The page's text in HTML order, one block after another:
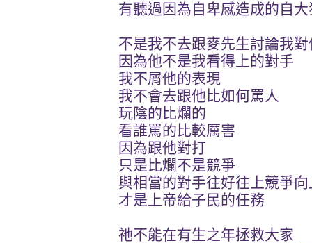
有聽過因為自卑感造成的自
不是我不去跟麥先生討論我
因為他不是我看得上的對手
我不屑他的表現
我不會去跟他比如何罵人
玩陰的比爛的
看誰罵的比較厲害
因為跟他對打
只是比爛不是競爭
與相當的對手往好往上競爭
才是上帝給子民的任務
祂不能在有生之年拯救大家